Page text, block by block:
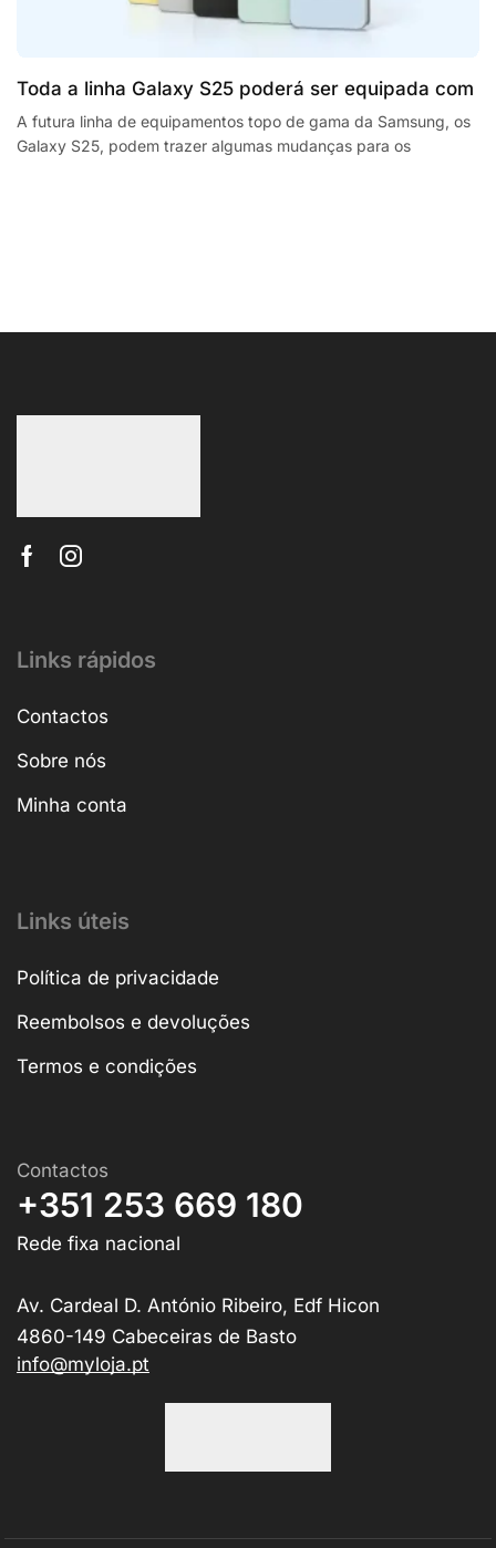
Toda a linha Galaxy S25 poderá ser equipada com
processadores SnapdragonSegway Ninebot E2,
F2 Plus, and MaxG2 e-scooters review
A futura linha de equipamentos topo de gama da Samsung, os
Galaxy S25, podem trazer algumas mudanças para os
Links rápidos
Contactos
Sobre nós
Minha conta
Links úteis
Política de privacidade
Reembolsos e devoluções
Termos e condições
Contactos
+351 253 669 180
Rede fixa nacional
Av. Cardeal D. António Ribeiro, Edf Hicon
4860-149 Cabeceiras de Basto
info@myloja.pt